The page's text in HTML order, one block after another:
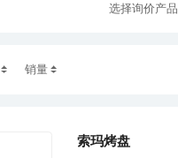
选择询价产品
销量
索玛烤盘